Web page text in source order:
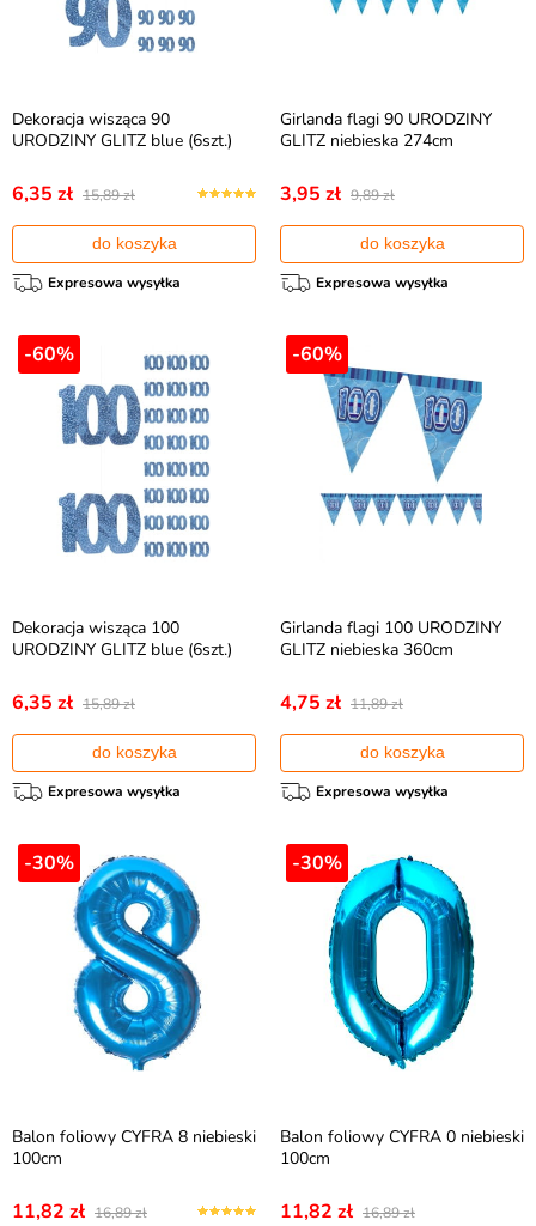
Dekoracja wisząca 90
URODZINY GLITZ blue (6szt.)
6,35 zł 15,89 zł
do koszyka
Expresowa wysyłka
Girlanda flagi 90 URODZINY
GLITZ niebieska 274cm
3,95 zł 9,89 zł
do koszyka
Expresowa wysyłka
-60%
Dekoracja wisząca 100
URODZINY GLITZ blue (6szt.)
6,35 zł 15,89 zł
do koszyka
Expresowa wysyłka
-60%
Girlanda flagi 100 URODZINY
GLITZ niebieska 360cm
4,75 zł 11,89 zł
do koszyka
Expresowa wysyłka
-30%
Balon foliowy CYFRA 8 niebieski
100cm
11,82 zł 16,89 zł
-30%
Balon foliowy CYFRA 0 niebieski
100cm
11,82 zł 16,89 zł